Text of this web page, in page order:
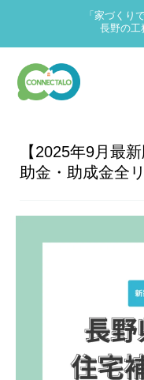
「家づくり
長野の工
【2025年9月最
助金・助成金全